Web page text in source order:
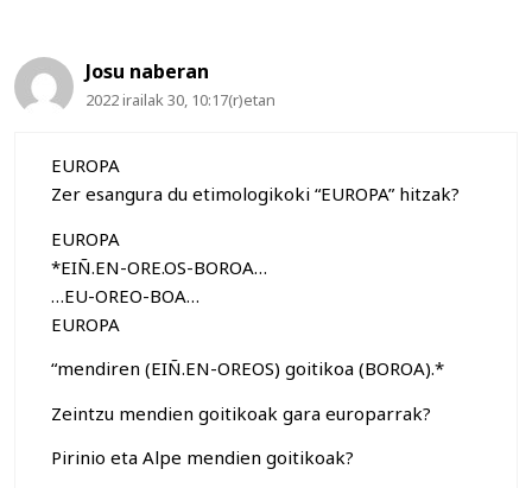
Josu naberan
2022 irailak 30, 10:17(r)etan
EUROPA
Zer esangura du etimologikoki “EUROPA” hitzak?
EUROPA
*EIÑ.EN-ORE.OS-BOROA…
…EU-OREO-BOA…
EUROPA
“mendiren (EIÑ.EN-OREOS) goitikoa (BOROA).*
Zeintzu mendien goitikoak gara europarrak?
Pirinio eta Alpe mendien goitikoak?